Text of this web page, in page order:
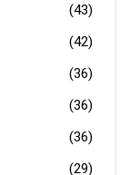
(43)
(42)
(36)
(36)
(36)
(29)